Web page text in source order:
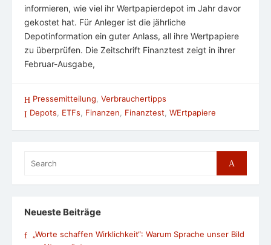
informieren, wie viel ihr Wertpapierdepot im Jahr davor
gekostet hat. Für Anleger ist die jährliche
Depotinformation ein guter Anlass, all ihre Wertpapiere
zu überprüfen. Die Zeitschrift Finanztest zeigt in ihrer
Februar-Ausgabe,
Pressemitteilung Verbrauchertipps
Depots, ETFs, Finanzen, Finanztest, WErtpapiere
for:
Search
Neueste Beiträge
„Worte schaffen Wirklichkeit“: Warum Sprache unser Bild